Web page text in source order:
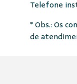
Telefone
* Obs.: Os
de